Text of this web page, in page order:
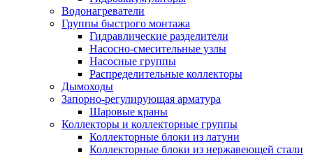
Водонагреватели
Группы быстрого монтажа
Гидравлические разделители
Насосно-смесительные узлы
Насосные группы
Распределительные коллекторы
Дымоходы
Запорно-регулирующая арматура
Шаровые краны
Коллекторы и коллекторные группы
Коллекторные блоки из латуни
Коллекторные блоки из нержавеющей стали